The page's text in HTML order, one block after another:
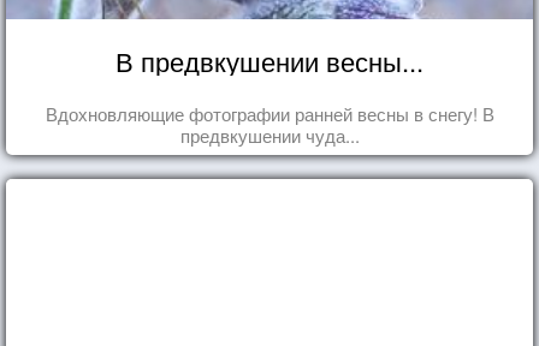
В предвкушении весны...
Вдохновляющие фотографии ранней весны в снегу! В
предвкушении чуда...